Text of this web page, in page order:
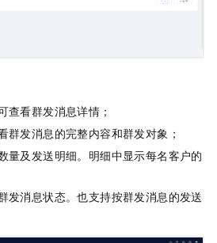
查看群发消息详情；
群发消息的完整内容和群发对象；
量及发送明细。明细中显示每名客户的
发消息状态。也支持按群发消息的发送